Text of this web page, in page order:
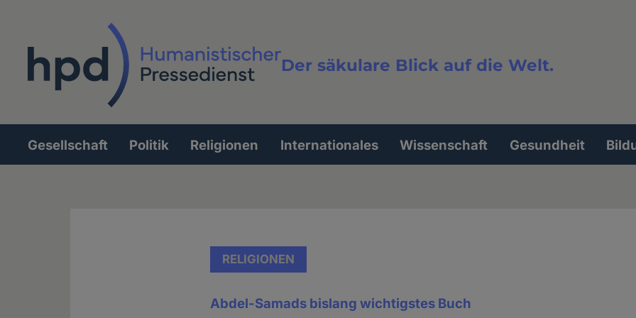
Der säkulare Blick auf die Welt.
Volltextsuche
Hauptnavigation
Gesellschaft Politik Religionen Internationales Wissenschaft Gesundheit
RELIGIONEN
Abdel-Samads bislang wichtigstes Buch